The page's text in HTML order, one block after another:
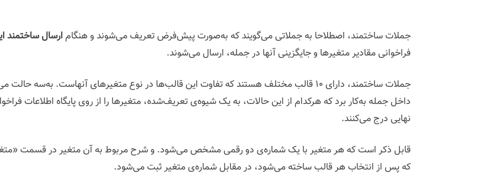
جملات ساختمند، اصطلاحا به جملاتی می‌گویند که به‌صورت پیش‌فرض تعریف می‌شوند و هنگامارسال ساختمند
فراخوانی مقادیر متغیرها و جایگزینی آنها در جمله، ارسال می‌شوند.
جملات ساختمند، دارای ۱۰ قالب مختلف هستند که تفاوت این قالب‌ها در نوع متغیرهای آنهاست. به‌سه
داخل جمله به‌کار برد که هرکدام از این حالات، به یک شیوه‌ی تعریف‌شده، متغیرها را از روی پایگاه اطلاعات
نهایی درج می‌کنند.
قابل ذکر است که هر متغیر با یک شماره‌ی دو رقمی مشخص می‌شود. و شرح مربوط به آن متغیر در قسمت
که پس از انتخاب هر قالب ساخته می‌شود، در مقابل شماره‌ی متغیر ثبت می‌شود.